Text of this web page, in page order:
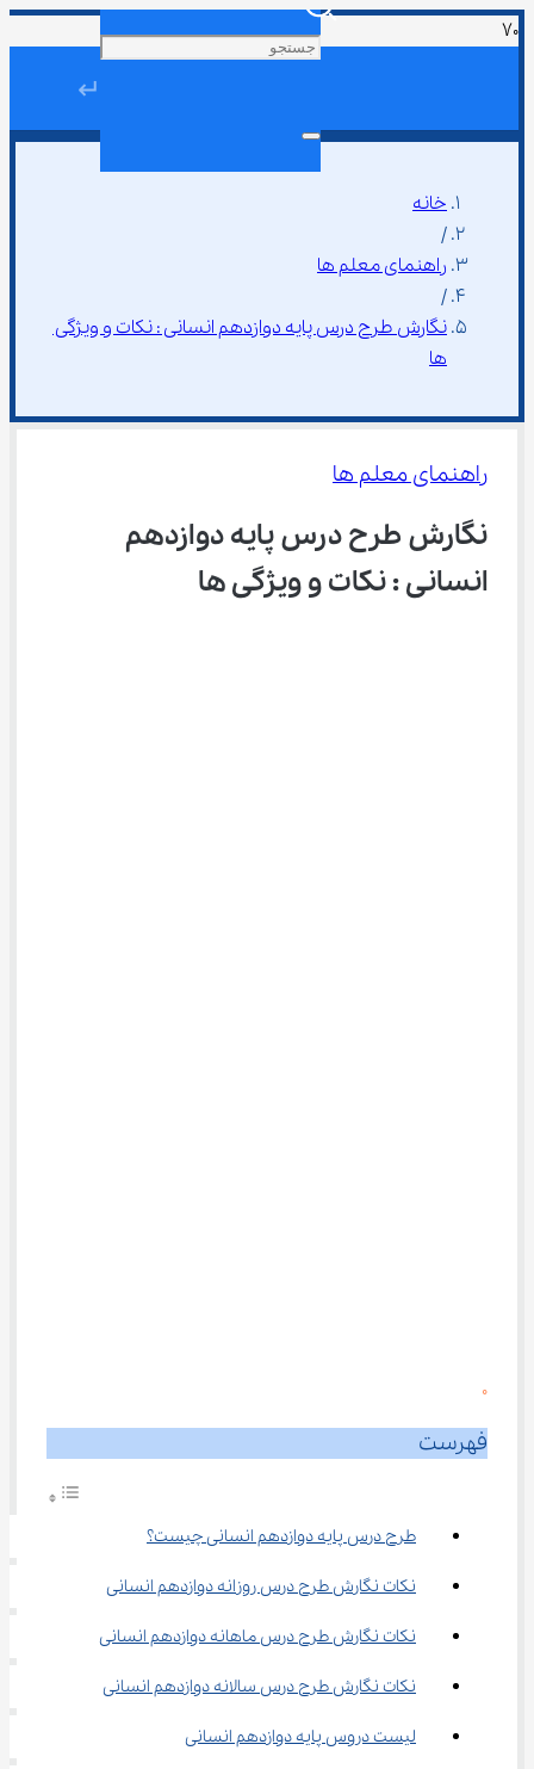
↵
خانه
/
راهنمای معلم ها
/
نگارش طرح درس پایه دوازدهم انسانی : نکات و ویژگی
ها
راهنمای معلم ها
نگارش طرح درس پایه دوازدهم
انسانی : نکات و ویژگی ها
0
فهرست
طرح درس پایه دوازدهم انسانی چیست؟
نکات نگارش طرح درس روزانه دوازدهم انسانی
نکات نگارش طرح درس ماهانه دوازدهم انسانی
نکات نگارش طرح درس سالانه دوازدهم انسانی
لیست دروس پایه دوازدهم انسانی